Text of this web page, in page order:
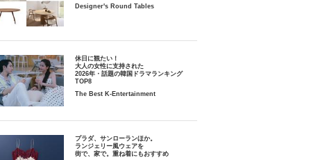
Designer's Round Tables
休日に観たい！
大人の女性に支持された
2026年・話題の韓国ドラマランキング
TOP8
The Best K-Entertainment
プラダ、サンローランほか。
ランジェリー風ウェアを
街で、家で。重ね着にもおすすめ